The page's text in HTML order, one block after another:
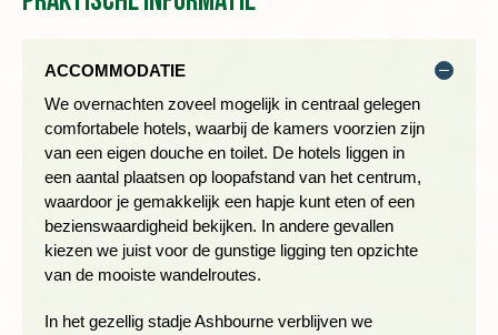
Dag 5 Killarney, wandeling Slea Head Walk (Dingle
ACCOMMODATIE
We overnachten zoveel mogelijk in centraal gelegen
comfortabele hotels, waarbij de kamers voorzien zijn
van een eigen douche en toilet. De hotels liggen in
een aantal plaatsen op loopafstand van het centrum,
waardoor je gemakkelijk een hapje kunt eten of een
bezienswaardigheid bekijken. In andere gevallen
kiezen we juist voor de gunstige ligging ten opzichte
van de mooiste wandelroutes.
In het gezellig stadje Ashbourne verblijven we